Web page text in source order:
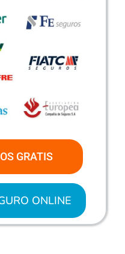
GRATIS
ONLINE